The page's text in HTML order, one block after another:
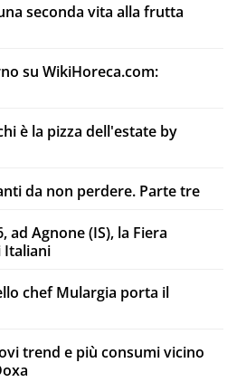
seconda vita alla frutta
su WikiHoreca.com:
è la pizza dell'estate by
da non perdere. Parte tre
ad Agnone (IS), la Fiera
Italiani
chef Mulargia porta il
trend e più consumi vicino